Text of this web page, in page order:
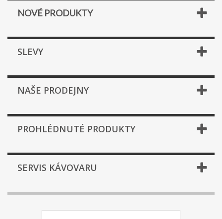
NOVÉ PRODUKTY
SLEVY
NAŠE PRODEJNY
PROHLÉDNUTÉ PRODUKTY
SERVIS KÁVOVARU